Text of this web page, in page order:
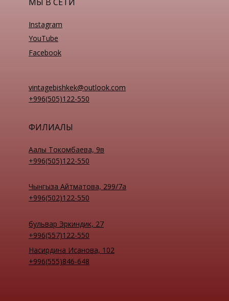
Instagram
YouTube
Facebook
ФИЛИАЛЫ
Аалы Токомбаева, 9в
+996(505)122-550
Чынгыза Айтматова, 299/7а
+996(502)122-550
бульвар Эркиндик, 27
+996(557)122-550
Насирдина Исанова, 102
+996(555)846-648
vintagebishkek@outlook.com
+996(505)122-550